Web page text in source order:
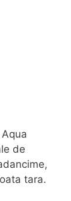
de
tara.